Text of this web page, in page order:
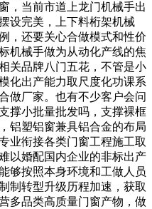
，当前市道上龙门机械手出
设完美，上下料桁架机械
，还要关心合做模式和性价
机械手做为从动化产线的焦
关品牌八门五花，不管是小
化出产能力取尺度化功课系
做厂家。也有不少客户会问
撑小批量批发吗，支撑裸框
铝塑铝窗兼具铝合金的布局
业衔接各类门窗工程施工取
以婚配国内企业的非标出产
够按照本身环境和工做人员
制转型升级历程加速，获取
多品类高质量门窗产物，做